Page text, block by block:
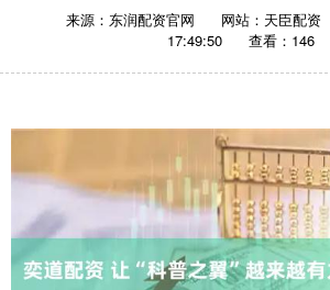
来源：东润配资官网 网站：天臣配资
17:49:50
查看：146